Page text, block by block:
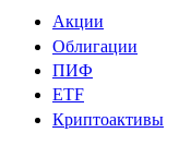
Акции
Облигации
ПИФ
ETF
Криптоактивы